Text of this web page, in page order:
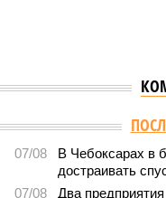
Версия //Общество //
В
Заткнуть за